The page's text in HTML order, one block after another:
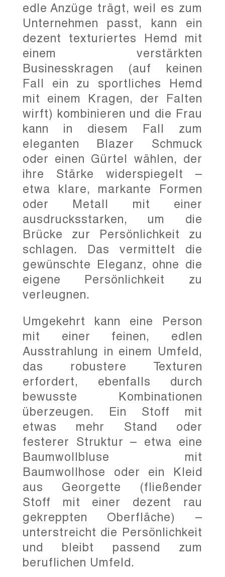
edle Anzüge trägt, weil es zum
Unternehmen passt, kann ein
dezent texturiertes Hemd mit
einem verstärkten
Businesskragen (auf keinen
Fall ein zu sportliches Hemd
mit einem Kragen, der Falten
wirft) kombinieren und die Frau
kann in diesem Fall zum
eleganten Blazer Schmuck
oder einen Gürtel wählen, der
ihre Stärke widerspiegelt –
etwa klare, markante Formen
oder Metall mit einer
ausdrucksstarken, um die
Brücke zur Persönlichkeit zu
schlagen. Das vermittelt die
gewünschte Eleganz, ohne die
eigene Persönlichkeit zu
verleugnen.
Umgekehrt kann eine Person
mit einer feinen, edlen
Ausstrahlung in einem Umfeld,
das robustere Texturen
erfordert, ebenfalls durch
bewusste Kombinationen
überzeugen. Ein Stoff mit
etwas mehr Stand oder
festerer Struktur – etwa eine
Baumwollbluse mit
Baumwollhose oder ein Kleid
aus Georgette (fließender
Stoff mit einer dezent rau
gekreppten Oberfläche) –
unterstreicht die Persönlichkeit
und bleibt passend zum
beruflichen Umfeld.